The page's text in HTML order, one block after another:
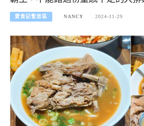
愛食記暫放區 NANCY 2024-11-29